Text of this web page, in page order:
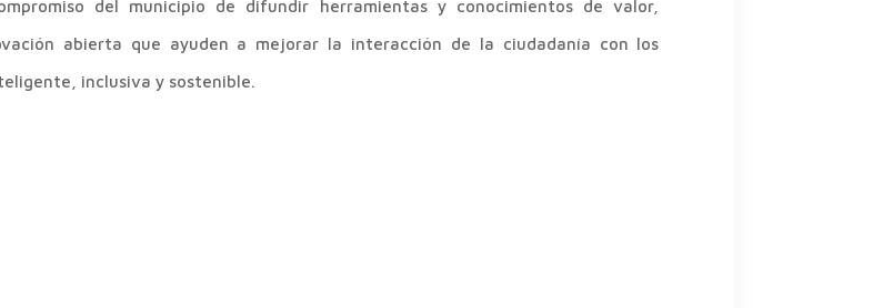
del municipio de difundir herramientas y conocimientos de valor,
abierta que ayuden a mejorar la interacción de la ciudadanía con los
inclusiva y sostenible.